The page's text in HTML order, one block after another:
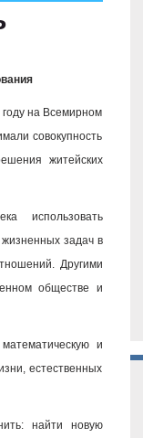
на Всемирном
совокупность
житейских
использовать
задач в
Другими
обществе и
и
естественных
найти новую